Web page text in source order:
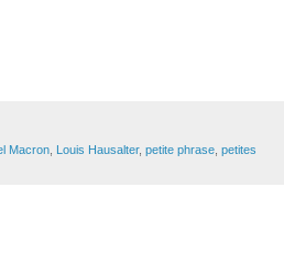
Macron Louis Hausalter, petite phrase petites